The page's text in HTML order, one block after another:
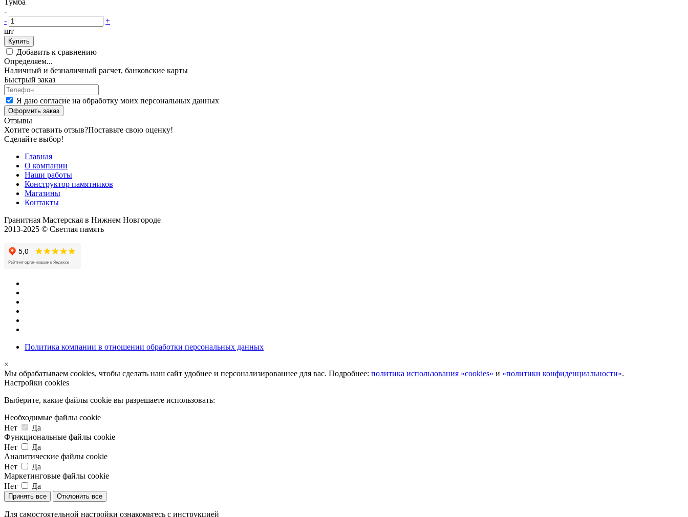
-
-
+
шт
Купить
Добавить к сравнению
Определяем...
Наличный и безналичный расчет, банковские карты
Быстрый заказ
Я даю согласие на обработку моих персональных данных
Оформить заказ
Отзывы
Хотите оставить отзыв?Поставьте свою оценку!
Сделайте выбор!
Главная
О компании
Наши работы
Конструктор памятников
Магазины
Контакты
Гранитная Мастерская в Нижнем Новгороде
2013-2025 © Светлая память
Политика компании в отношении обработки персональных данных
×
Мы обрабатываем cookies, чтобы сделать наш сайт удобнее и персонализированнее для вас. Подробнее: политика использования «cookies» и «политики конфиденциальности».
Настройки cookies
Выберите, какие файлы cookie вы разрешаете использовать:
Необходимые файлы cookie
Нет
Да
Функциональные файлы cookie
Нет
Да
Аналитические файлы cookie
Нет
Да
Маркетинговые файлы cookie
Нет
Да
Принять все Отклонить все
Для самостоятельной настройки ознакомьтесь с инструкцией